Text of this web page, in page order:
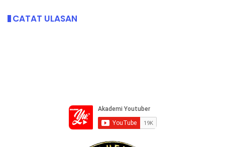
CATAT ULASAN